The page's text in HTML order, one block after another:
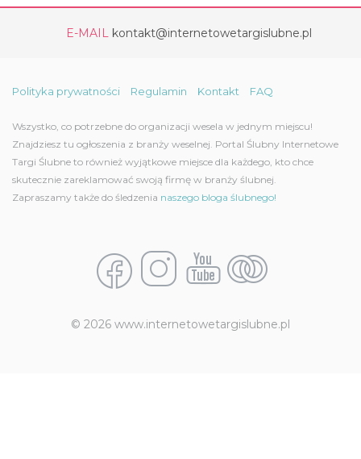
E-MAIL kontakt@internetowetargislubne.pl
Polityka prywatności Regulamin Kontakt FAQ
Wszystko, co potrzebne do organizacji wesela w jednym miejscu!
Znajdziesz tu ogłoszenia z branży weselnej. Portal Ślubny Internetowe
Targi Ślubne to również wyjątkowe miejsce dla każdego, kto chce
skutecznie zareklamować swoją firmę w branży ślubnej.
Zapraszamy także do śledzenia naszego bloga ślubnego!
© 2026 www.internetowetargislubne.pl